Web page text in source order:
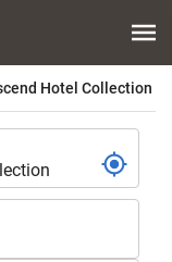
Hotel Collection